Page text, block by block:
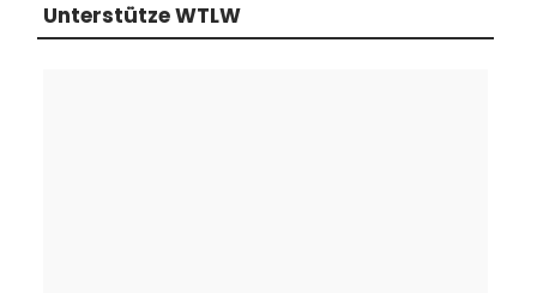
Unterstütze WTLW